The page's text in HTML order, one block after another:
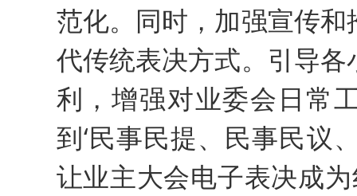
范化。同时，加强宣传
代传统表决方式。引导
利，增强对业委会日常
到‘民事民提、民事民议
让业主大会电子表决成